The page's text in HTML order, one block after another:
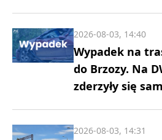
Wypadek na
do Brzozy. Na
zderzyły się
2026-08-03, 14:40
2026-08-03, 14:31